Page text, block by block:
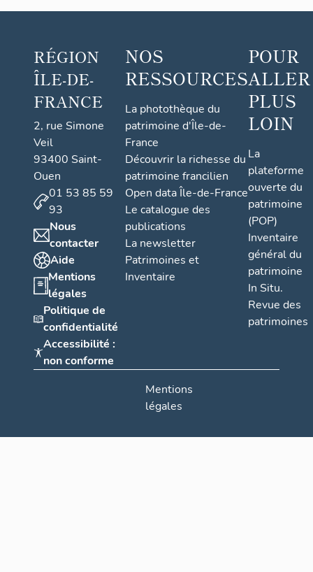
RÉGION
ÎLE-DE-
FRANCE
2, rue Simone
Veil
93400 Saint-
Ouen
01 53 85 59
93
Nous
contacter
Aide
Mentions
légales
Politique de
confidentialité
Accessibilité :
non conforme
NOS
RESSOURCES
La photothèque du
patrimoine d'Île-de-
France
Découvrir la richesse du
patrimoine francilien
Open data Île-de-France
Le catalogue des
publications
La newsletter
Patrimoines et
Inventaire
POUR
ALLER
PLUS
LOIN
La
plateforme
ouverte du
patrimoine
(POP)
Inventaire
général du
patrimoine
In Situ.
Revue des
patrimoines
Mentions
légales